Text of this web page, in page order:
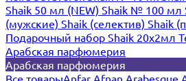
Shaik 50 мл (NEW) Shaik № 100 мл
(мужские) Shaik (селектив) Shaik
Подарочный набор Shaik 20х2мл
Арабская парфюмерия
Арабская парфюмерия
Все товарыAnfar Afnan Arabesque